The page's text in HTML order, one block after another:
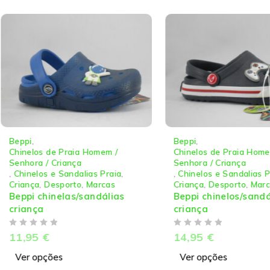
Beppi
Chinelos de Praia Homem /
Senhora / Criança
Chinelos e Sandalias Praia
Criança ,Desporto ,Marcas
Beppi chinelas/sandálias
criança
11,95 €
Ver opções
Beppi
Chinelos de Praia
Senhora / Criança
,Chinelos e Sandalias
Criança ,Desporto
Beppi chinelos/
criança
14,95 €
Ver opções